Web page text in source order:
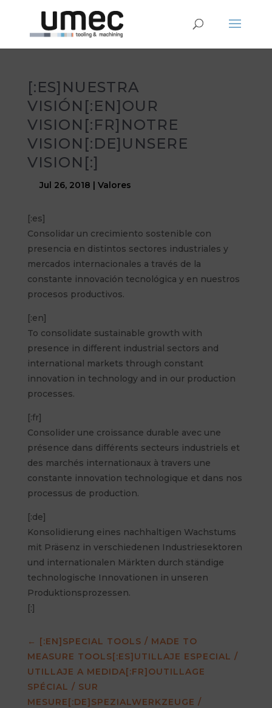
[:ES]NUESTRA
VISIÓN[:EN]OUR
VISION[:FR]NOTRE
VISION[:DE]UNSERE
VISION[:]
Jul 26, 2018 | Valores
[:es]
Consolidar un crecimiento sostenible con
presencia en distintos sectores industriales y
mercados internacionales a través de la
constante innovación tecnológica y en nuestros
procesos productivos.
[:en]
To consolidate sustainable growth with
presence in different industrial sectors and
international markets through constant
innovation in technology and in our production
processes.
[:fr]
Consolider une croissance durable avec une
présence dans différents secteurs industriels et
des marchés internationaux à travers une
constante innovation technologique et dans nos
processus de production.
[:de]
Konsolidierung eines nachhaltigen Wachstums
mit Präsenz in verschiedenen Industriesektoren
und internationalen Märkten durch ständige
technologische Innovationen in unseren
Produktionsprozessen.
[:]
← [:EN]SPECIAL TOOLS / MADE TO
MEASURE TOOLS[:ES]UTILLAJE ESPECIAL /
UTILLAJE A MEDIDA[:FR]OUTILLAGE
SPÉCIAL / SUR
MESURE[:DE]SPEZIALWERKZEUGE /